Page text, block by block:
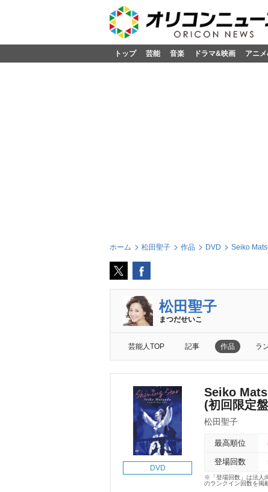
トップ 芸能 音楽 ドラマ&映画 アニ
ホーム 松田聖子 作品 DVD Seiko
松田聖子
まつだせいこ
芸能人TOP 記事 作品 ラ
DVD
Seiko
(初回限定
松田聖子
最高順位
登場回数
※「登場回数」は法人
のランクイン回数を掲